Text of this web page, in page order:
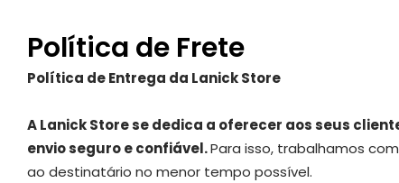
Política de Frete
Política de Entrega da Lanick Store
A Lanick Store se dedica a oferecer aos seus
envio seguro e confiável.Para isso, trabalhamos
ao destinatário no menor tempo possível.